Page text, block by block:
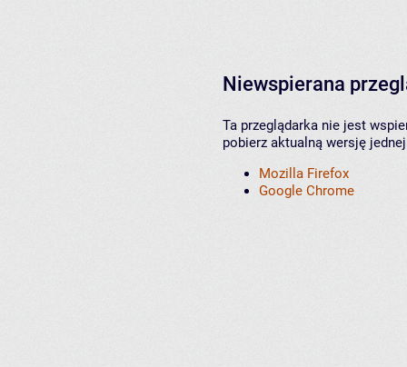
Niewspierana
Ta przeglądarka nie jest
pobierz aktualną wersję
Mozilla Firefox
Google Chrome